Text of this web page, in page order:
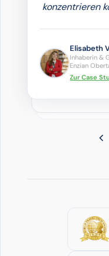
konzentrieren
Elisabeth
Inhaberin &
Enzian
Zur Case